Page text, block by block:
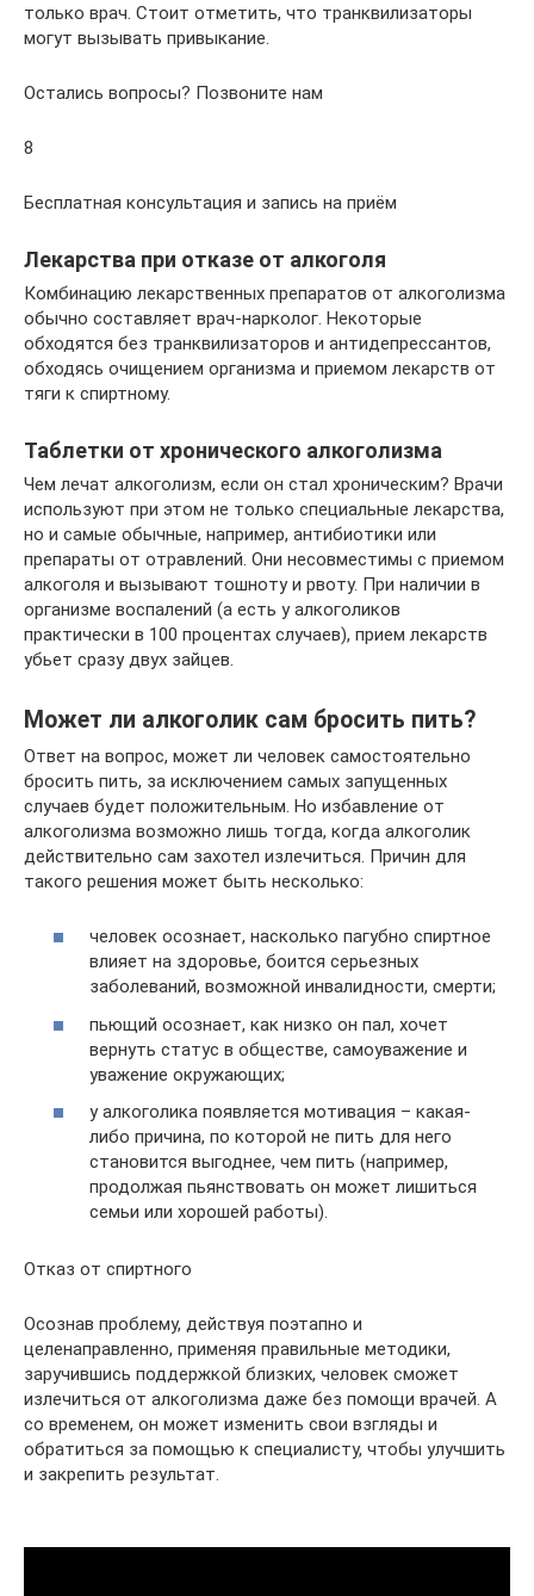
только врач. Стоит отметить, что транквилизаторы
могут вызывать привыкание.
Остались вопросы? Позвоните нам
8
Беcплатная консультация и запись на приём
Лекарства при отказе от алкоголя
Комбинацию лекарственных препаратов от алкоголизма
обычно составляет врач-нарколог. Некоторые
обходятся без транквилизаторов и антидепрессантов,
обходясь очищением организма и приемом лекарств от
тяги к спиртному.
Таблетки от хронического алкоголизма
Чем лечат алкоголизм, если он стал хроническим? Врачи
используют при этом не только специальные лекарства,
но и самые обычные, например, антибиотики или
препараты от отравлений. Они несовместимы с приемом
алкоголя и вызывают тошноту и рвоту. При наличии в
организме воспалений (а есть у алкоголиков
практически в 100 процентах случаев), прием лекарств
убьет сразу двух зайцев.
Может ли алкоголик сам бросить пить?
Ответ на вопрос, может ли человек самостоятельно
бросить пить, за исключением самых запущенных
случаев будет положительным. Но избавление от
алкоголизма возможно лишь тогда, когда алкоголик
действительно сам захотел излечиться. Причин для
такого решения может быть несколько:
человек осознает, насколько пагубно спиртное
влияет на здоровье, боится серьезных
заболеваний, возможной инвалидности, смерти;
пьющий осознает, как низко он пал, хочет
вернуть статус в обществе, самоуважение и
уважение окружающих;
у алкоголика появляется мотивация – какая-
либо причина, по которой не пить для него
становится выгоднее, чем пить (например,
продолжая пьянствовать он может лишиться
семьи или хорошей работы).
Отказ от спиртного
Осознав проблему, действуя поэтапно и
целенаправленно, применяя правильные методики,
заручившись поддержкой близких, человек сможет
излечиться от алкоголизма даже без помощи врачей. А
со временем, он может изменить свои взгляды и
обратиться за помощью к специалисту, чтобы улучшить
и закрепить результат.